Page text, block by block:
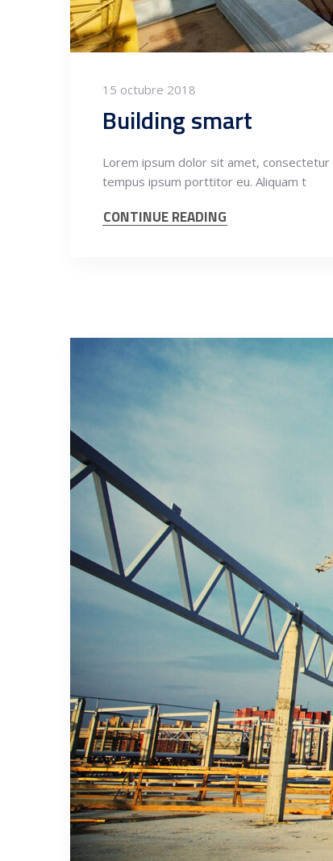
15 octubre 2018
Building smart
Lorem ipsum dolor sit amet,
tempus ipsum porttitor eu. Aliquam t
CONTINUE READING